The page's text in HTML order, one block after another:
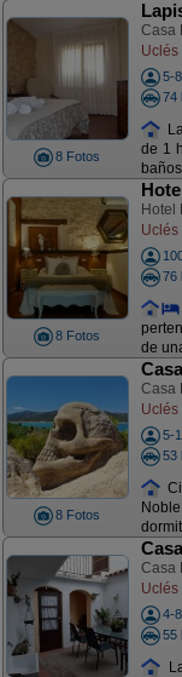
8 Fotos
Casa
Uclés
5-
74
de 1
8 Fotos
Hotel
Uclés
76
de
8 Fotos
Casa
Uclés
5-
53
Casa
Uclés
4-
55